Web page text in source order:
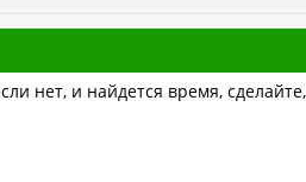
нет, и найдется время,